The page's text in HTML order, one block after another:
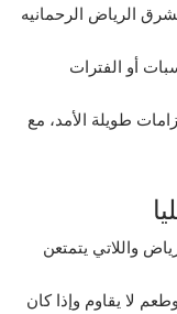
الرياض الرحمانيه
أو الفترات
طويلة الأمد، مع
واللاتي يتمتعن
لا يقاوم وإذا كان